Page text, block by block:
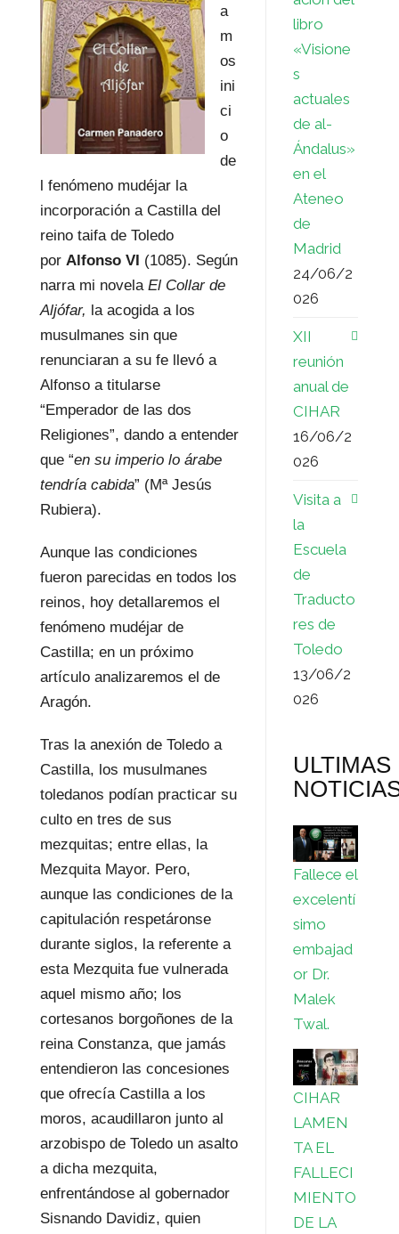
a
m
os
ini
ci
o
de
l fenómeno mudéjar la
incorporación a Castilla del
reino taifa de Toledo
por Alfonso VI (1085). Según
narra mi novela El Collar de
Aljófar, la acogida a los
musulmanes sin que
renunciaran a su fe llevó a
Alfonso a titularse
“Emperador de las dos
Religiones”, dando a entender
que “en su imperio lo árabe
tendría cabida” (Mª Jesús
Rubiera).
Aunque las condiciones
fueron parecidas en todos los
reinos, hoy detallaremos el
fenómeno mudéjar de
Castilla; en un próximo
artículo analizaremos el de
Aragón.
Tras la anexión de Toledo a
Castilla, los musulmanes
toledanos podían practicar su
culto en tres de sus
mezquitas; entre ellas, la
Mezquita Mayor. Pero,
aunque las condiciones de la
capitulación respetáronse
durante siglos, la referente a
esta Mezquita fue vulnerada
aquel mismo año; los
cortesanos borgoñones de la
reina Constanza, que jamás
entendieron las concesiones
que ofrecía Castilla a los
moros, acaudillaron junto al
arzobispo de Toledo un asalto
a dicha mezquita,
enfrentándose al gobernador
Sisnando Davidiz, quien
libro
«Visione
s
actuales
de al-
Ándalus»
en el
Ateneo
de
Madrid
24/06/2
026
XII
reunión
anual de
CIHAR
16/06/2
026
Visita a
la
Escuela
de
Traducto
res de
Toledo
13/06/2
026
ULTIMAS
Fallece el
excelentí
simo
embajad
or Dr.
Malek
Twal.
CIHAR
LAMEN
TA EL
FALLECI
MIENTO
DE LA